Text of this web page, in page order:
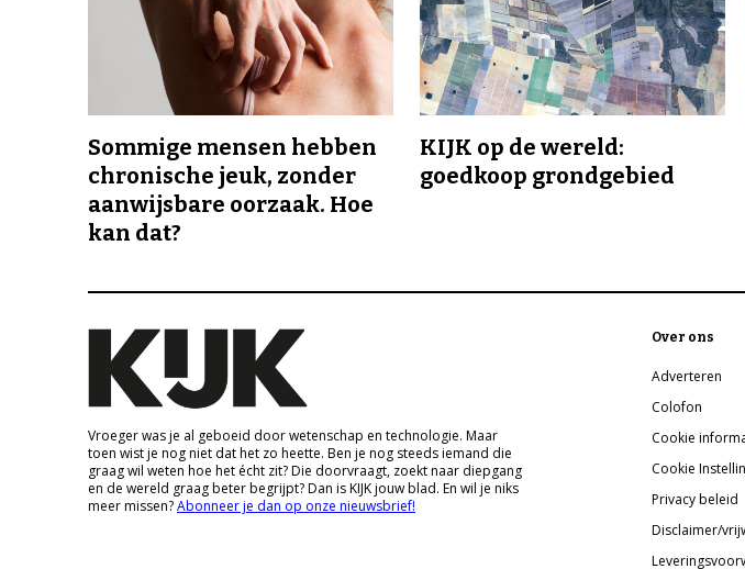
Sommige mensen hebben
chronische jeuk, zonder
aanwijsbare oorzaak. Hoe
kan dat?
KIJK op de wereld:
goedkoop grondgebied
Vroeger was je al geboeid door wetenschap en technologie. Maar
toen wist je nog niet dat het zo heette. Ben je nog steeds iemand die
graag wil weten hoe het écht zit? Die doorvraagt, zoekt naar diepgang
en de wereld graag beter begrijpt? Dan is KIJK jouw blad. En wil je niks
meer missen?Abonneer je dan op onze nieuwsbrief!
Over ons
Adverteren
Colofon
Cookie
Cookie
Privacy beleid
Disclaimer/